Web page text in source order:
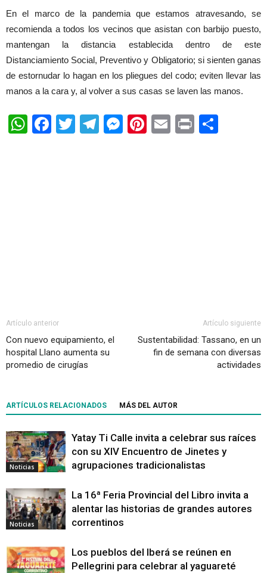
En el marco de la pandemia que estamos atravesando, se
recomienda a todos los vecinos que asistan con barbijo puesto,
mantengan la distancia establecida dentro de este
Distanciamiento Social, Preventivo y Obligatorio; si sienten ganas
de estornudar lo hagan en los pliegues del codo; eviten llevar las
manos a la cara y, al volver a sus casas se laven las manos.
WhatsApp
Facebook
TwitterTelegram
Messenger
Pinterest
EmailPrint
Artículo anterior
Con nuevo equipamiento, el
hospital Llano aumenta su
promedio de cirugías
Artículo siguiente
Sustentabilidad: Tassano, en un
fin de semana con diversas
actividades
ARTÍCULOS RELACIONADOS MÁS DEL AUTOR
Noticias
Yatay Ti Calle invita a celebrar sus raíces
con su XIV Encuentro de Jinetes y
agrupaciones tradicionalistas
Noticias
La 16ª Feria Provincial del Libro invita a
alentar las historias de grandes autores
correntinos
Los pueblos del Iberá se reúnen en
Pellegrini para celebrar al yaguareté